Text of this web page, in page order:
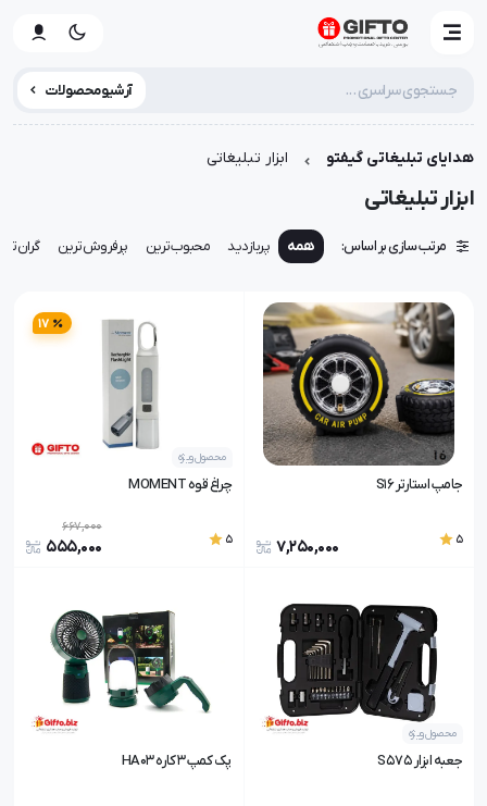
آرشیو محصولات
هدایای تبلیغاتی گیفتو ابزار تبلیغاتی
ابزار تبلیغاتی
مرتب سازی بر اساس: همه پربازدید محبوب‌ترین پرفروش‌ترین
جامپ استارتر S16
5
7,250,000
محصول ویژه
چراغ قوه MOMENT
5
667,000
555,000
17
محصول ویژه
جعبه ابزار S575 پک کمپ 3 کاره HA03